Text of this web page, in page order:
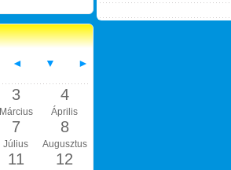
◄ ▼ ►
3
Március
4
Április
7
Július
8
Augusztus
11 12